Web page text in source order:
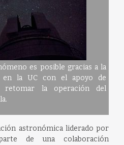
es posible gracias a la
en la UC con el apoyo de
retomar la operación del
astronómica liderado por
de una colaboración